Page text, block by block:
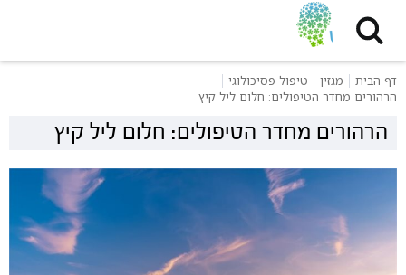
דף הבית מגזין
טיפול פסיכולוגי
הרהורים מחדר הטיפולים: חלום ליל קיץ
הרהורים מחדר הטיפולים: חלום ליל קיץ